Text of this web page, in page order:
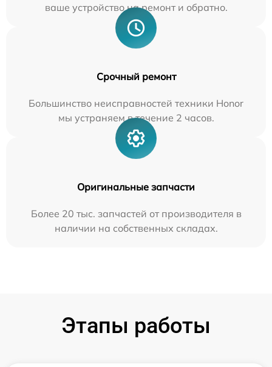
ваше устройство на ремонт и обратно.
Срочный ремонт
Большинство неисправностей техники Honor
мы устраняем в течение 2 часов.
Оригинальные запчасти
Более 20 тыс. запчастей от производителя в
наличии на собственных складах.
Этапы работы